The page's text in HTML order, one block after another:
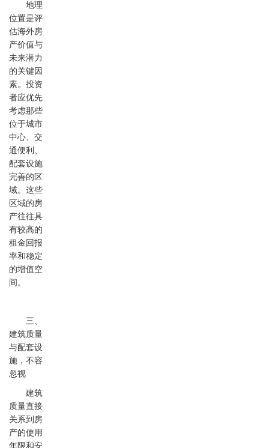
地理
位置是评
估海外房
产价值与
未来潜力
的关键因
素。投资
者应优先
考虑那些
位于城市
中心、交
通便利、
配套设施
完善的区
域。这些
区域的房
产往往具
有较高的
租金回报
率和稳定
的增值空
间。
三、
建筑质量
与配套设
施，不容
忽视
建筑
质量直接
关系到房
产的使用
年限和安